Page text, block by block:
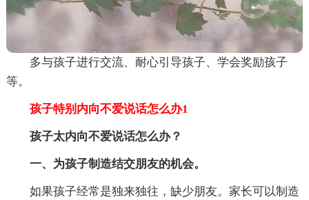
多与孩子进行交流、耐心引导孩子、学会奖励孩子
等。
孩子特别内向不爱说话怎么办1
孩子太内向不爱说话怎么办？
一、为孩子制造结交朋友的机会。
如果孩子经常是独来独往，缺少朋友。家长可以制造